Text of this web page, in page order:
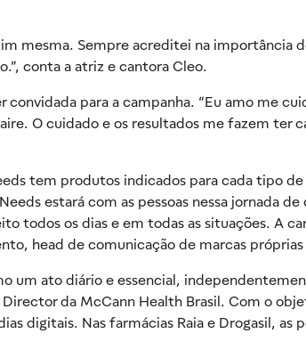
mesma. Sempre acreditei na importância
conta a atriz e cantora Cleo.
para a campanha. “Eu amo me
O cuidado e os resultados me fazem ter
tem produtos indicados para cada tipo
estará com as pessoas nessa jornada
todos os dias e em todas as situações. A
head de comunicação de marcas próprias
um ato diário e essencial,
da McCann Health Brasil. Com o
digitais. Nas farmácias Raia e Drogasil, as